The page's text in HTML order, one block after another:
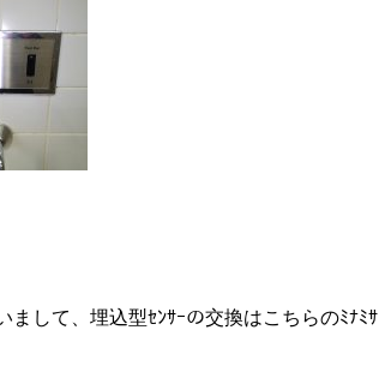
して、埋込型ｾﾝｻｰの交換はこちらのﾐﾅﾐｻ